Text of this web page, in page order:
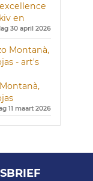
en
30 april 2026
11 maart 2026